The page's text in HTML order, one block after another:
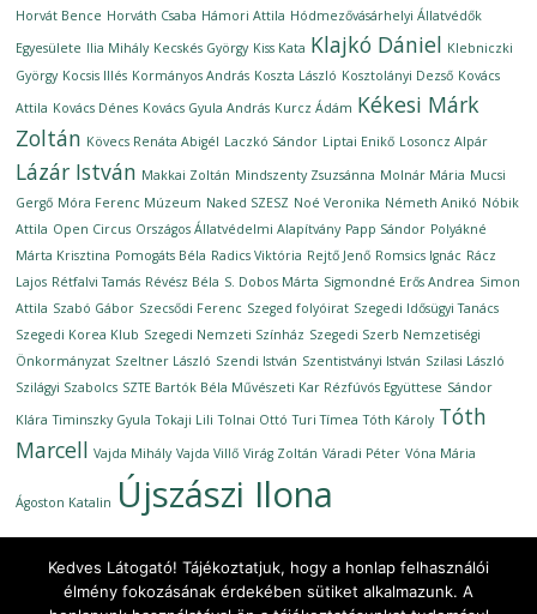
Horvát Bence Horváth Csaba Hámori Attila Hódmezővásárhelyi Állatvédők
Egyesülete Ilia Mihály Kecskés György Kiss Kata Klajkó Dániel Klebniczki
György Kocsis Illés Kormányos András Koszta László Kosztolányi Dezső Kovács
Attila Kovács Dénes Kovács Gyula András Kurcz Ádám Kékesi Márk
Zoltán Kövecs Renáta Abigél Laczkó Sándor Liptai Enikő Losoncz Alpár
Lázár István Makkai Zoltán Mindszenty Zsuzsánna Molnár Mária Mucsi
Gergő Móra Ferenc Múzeum Naked SZESZ Noé Veronika Németh Anikó Nóbik
Attila Open Circus Országos Állatvédelmi Alapítvány Papp Sándor Polyákné
Márta Krisztina Pomogáts Béla Radics Viktória Rejtő Jenő Romsics Ignác Rácz
Lajos Rétfalvi Tamás Révész Béla S. Dobos Márta Sigmondné Erős Andrea Simon
Attila Szabó Gábor Szecsődi Ferenc Szeged folyóirat Szegedi Idősügyi Tanács
Szegedi Korea Klub Szegedi Nemzeti Színház Szegedi Szerb Nemzetiségi
Önkormányzat Szeltner László Szendi István Szentistványi István Szilasi László
Szilágyi Szabolcs SZTE Bartók Béla Művészeti Kar Rézfúvós Együttese Sándor
Klára Timinszky Gyula Tokaji Lili Tolnai Ottó Turi Tímea Tóth Károly Tóth
Marcell Vajda Mihály Vajda Villő Virág Zoltán Váradi Péter Vóna Mária
Ágoston Katalin Újszászi Ilona
Kedves Látogató! Tájékoztatjuk, hogy a honlap felhasználói
élmény fokozásának érdekében sütiket alkalmazunk. A